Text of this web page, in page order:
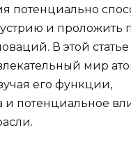
потенциально
и проложить
В этой
мир
его функции,
и потенциальное